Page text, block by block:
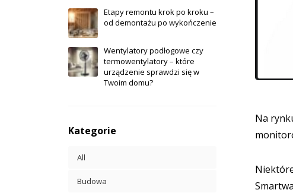
Na
Etapy remontu krok po kroku –
od demontażu po wykończenie
Wentylatory podłogowe czy
termowentylatory – które
urządzenie sprawdzi się w
Twoim domu?
Kategorie
All
Budowa